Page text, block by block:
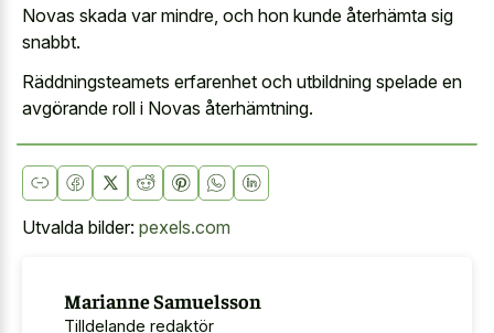
Novas skada var mindre, och hon kunde återhämta sig
snabbt.
Räddningsteamets erfarenhet och utbildning spelade en
avgörande roll i Novas återhämtning.
Utvalda bilder: pexels.com
Marianne Samuelsson
Tilldelande redaktör